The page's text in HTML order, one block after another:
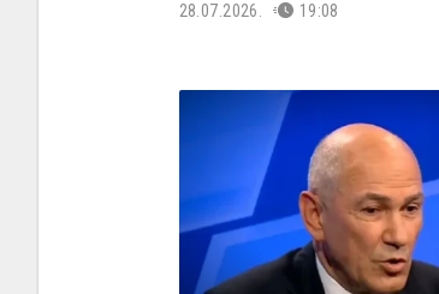
28.07.2026. 19:08